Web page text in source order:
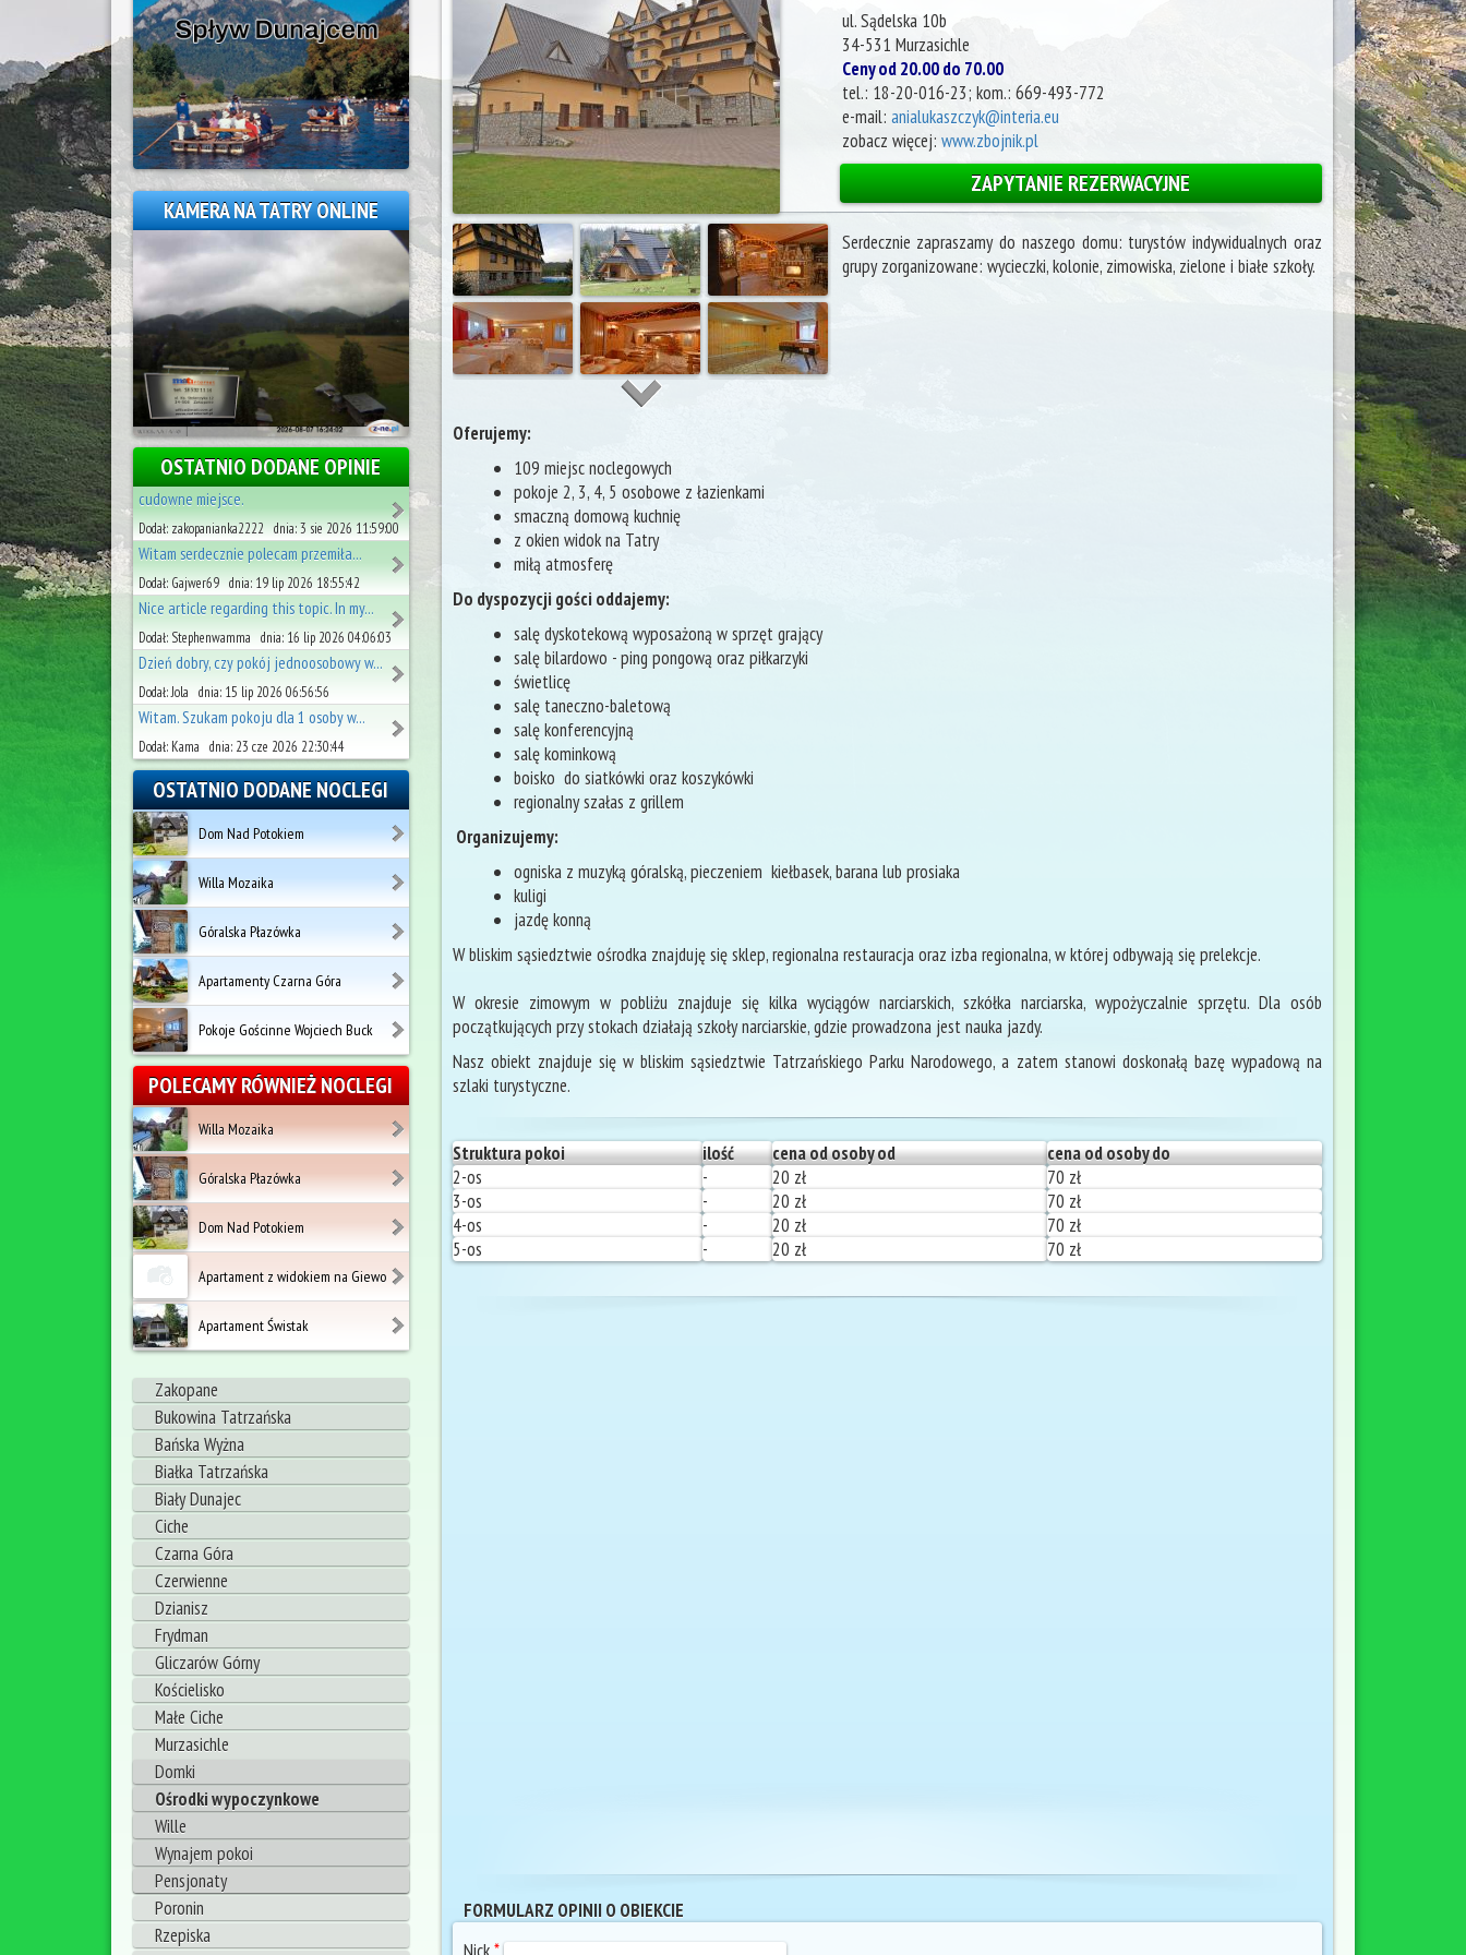
ul. Sądelska 10b
34-531 Murzasichle
Ceny od 20.00 do 70.00
tel.: 18-20-016-23; kom.: 669-493-772
e-mail: anialukaszczyk@interia.eu
zobacz więcej: www.zbojnik.pl
ZAPYTANIE REZERWACYJNE
Serdecznie zapraszamy do naszego domu: turystów indywidualnych oraz
grupy zorganizowane: wycieczki, kolonie, zimowiska, zielone i białe szkoły.
Oferujemy:
109 miejsc noclegowych
pokoje 2, 3, 4, 5 osobowe z łazienkami
smaczną domową kuchnię
z okien widok na Tatry
miłą atmosferę
Do dyspozycji gości oddajemy:
salę dyskotekową wyposażoną w sprzęt grający
salę bilardowo - ping pongową oraz piłkarzyki
świetlicę
salę taneczno-baletową
salę konferencyjną
salę kominkową
boisko do siatkówki oraz koszykówki
regionalny szałas z grillem
Organizujemy:
ogniska z muzyką góralską, pieczeniem kiełbasek, barana lub prosiaka
kuligi
jazdę konną
W bliskim sąsiedztwie ośrodka znajduję się sklep, regionalna restauracja oraz izba regionalna, w której odbywają się prelekcje.
W okresie zimowym w pobliżu znajduje się kilka wyciągów narciarskich, szkółka narciarska, wypożyczalnie sprzętu. Dla osób
początkujących przy stokach działają szkoły narciarskie, gdzie prowadzona jest nauka jazdy.
Nasz obiekt znajduje się w bliskim sąsiedztwie Tatrzańskiego Parku Narodowego, a zatem stanowi doskonałą bazę wypadową na
szlaki turystyczne.
Struktura pokoi ilość cena od osoby od
cena od osoby do
2-os
- 20 zł
70 zł
3-os
- 20 zł
70 zł
4-os
- 20 zł
70 zł
5-os
- 20 zł 70 zł
FORMULARZ OPINII O OBIEKCIE
KAMERA NA TATRY ONLINE
OSTATNIO DODANE OPINIE
cudowne miejsce.
Dodał: zakopanianka2222 dnia: 3 sie 2026 11:59:00
Witam serdecznie polecam przemiła...
Dodał: Gajwer69 dnia: 19 lip 2026 18:55:42
Nice article regarding this topic. In my...
Dodał: Stephenwamma dnia: 16 lip 2026 04:06:03
Dzień dobry, czy pokój jednoosobowy w...
Dodał: Jola dnia: 15 lip 2026 06:56:56
Witam. Szukam pokoju dla 1 osoby w...
Dodał: Kama dnia: 23 cze 2026 22:30:44
OSTATNIO DODANE NOCLEGI
Dom Nad Potokiem
Willa Mozaika
Góralska Płazówka
Apartamenty Czarna Góra
Pokoje Gościnne Wojciech Buck
POLECAMY RÓWNIEŻ NOCLEGI
Willa Mozaika
Góralska Płazówka
Dom Nad Potokiem
Apartament z widokiem na Giewo
Apartament Świstak
Zakopane
Bukowina Tatrzańska
Bańska Wyżna
Białka Tatrzańska
Biały Dunajec
Ciche
Czarna Góra
Czerwienne
Dzianisz
Frydman
Gliczarów Górny
Kościelisko
Małe Ciche
Murzasichle
Domki
Ośrodki wypoczynkowe
Wille
Wynajem pokoi
Pensjonaty
Poronin
Rzepiska